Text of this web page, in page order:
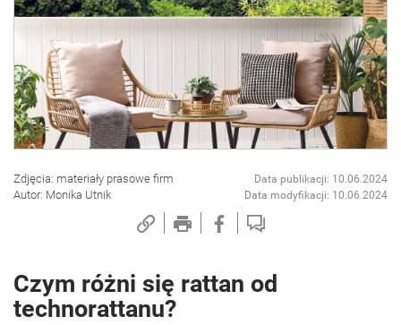
Zdjęcia: materiały prasowe firm
Autor: Monika Utnik
Data publikacji: 10.06.2024
Data modyfikacji: 10.06.2024
Czym różni się rattan od
technorattanu?